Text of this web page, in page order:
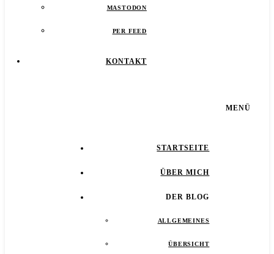
MASTODON
PER FEED
KONTAKT
MENÜ
STARTSEITE
ÜBER MICH
DER BLOG
ALLGEMEINES
ÜBERSICHT